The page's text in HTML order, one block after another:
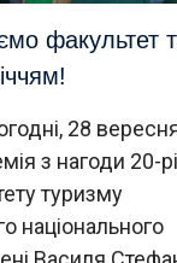
факультет
28
з нагоди 20-
туризму
національного